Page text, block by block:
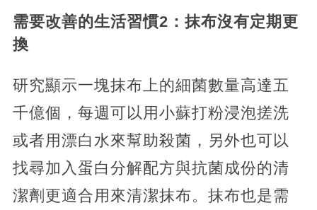
需要改善的生活習慣2： 抹布沒有定期更
換
研究顯示一塊抹布上的細菌數量高達五
千億個，每週可以用小蘇打粉浸泡搓洗
或者用漂白水來幫助殺菌，另外也可以
找尋加入蛋白分解配方與抗菌成份的清
潔劑更適合用來清潔抹布。抹布也是需